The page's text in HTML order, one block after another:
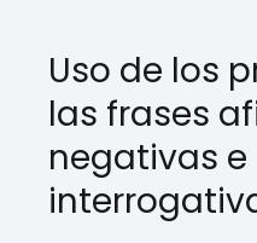
Uso de los
las frases
negativas e